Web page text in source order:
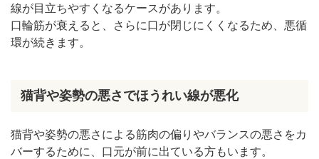
線が目立ちやすくなるケースがあります。
口輪筋が衰えると、さらに口が閉じにくくなるため、悪循
環が続きます。
猫背や姿勢の悪さでほうれい線が悪化
猫背や姿勢の悪さによる筋肉の偏りやバランスの悪さをカ
バーするために、口元が前に出ている方もいます。